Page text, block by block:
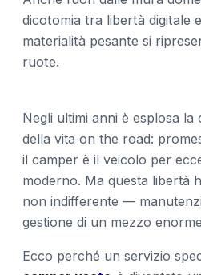
dicotomia tra libertà digitale
materialità pesante si
ruote.
Negli ultimi anni è esplosa
della vita on the road:
il camper è il veicolo per
moderno. Ma questa libertà
non indifferente —
gestione di un mezzo
Ecco perché un servizio